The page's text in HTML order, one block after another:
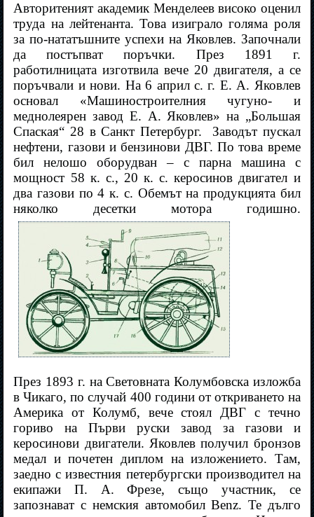
Авторитеният академик Менделеев високо оценил
труда на лейтенанта. Това изиграло голяма роля
за по-нататъшните успехи на Яковлев. Започнали
да постъпват поръчки. През 1891 г.
работилницата изготвила вече 20 двигателя, а се
поръчвали и нови. На 6 април с. г. Е. А. Яковлев
основал «Машиностроителния чугуно- и
меднолеярен завод Е. А. Яковлев» на „Большая
Спаская“ 28 в Санкт Петербург.
Заводът пускал
нефтени, газови и бензинови ДВГ. По това време
бил нелошо оборудван – с парна машина с
мощност 58 к. с., 20 к. с. керосинов двигател и
два газови по 4 к. с. Обемът на продукцията бил
няколко десетки мотора годишно.
През 1893 г. на Световната Колумбовска изложба
в Чикаго, по случай 400 години от откриването на
Америка от Колумб, вече стоял ДВГ с течно
гориво на Първи руски завод за газови и
керосинови двигатели. Яковлев получил бронзов
медал и почетен диплом на изложението. Там,
заедно с известния петербургски производител на
екипажи П. А. Фрезе, също участник, се
запознават с немския автомобил Benz. Те дълго